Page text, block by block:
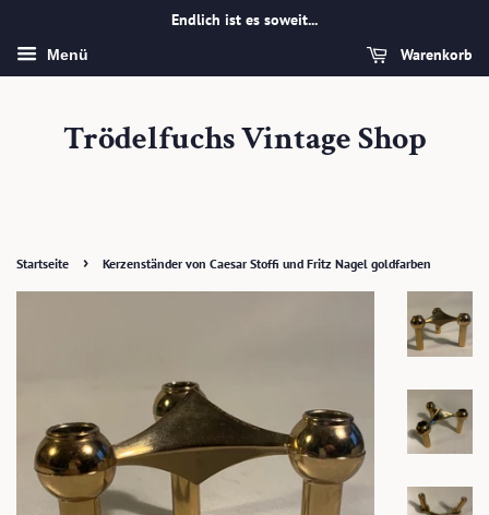
Endlich ist es soweit...
Menü Warenkorb
Trödelfuchs Vintage Shop
Startseite › Kerzenständer von Caesar Stoffi und Fritz Nagel goldfarben